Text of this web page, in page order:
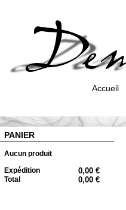
Accueil
PANIER
Aucun produit
Expédition
0,00 €
Total 0,00 €